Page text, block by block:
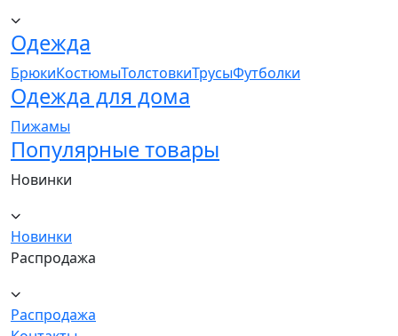
Одежда
БрюкиКостюмыТолстовкиТрусыФутболки
Одежда для дома
Пижамы
Популярные товары
Новинки
Новинки
Распродажа
Распродажа